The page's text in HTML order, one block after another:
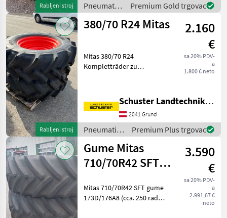
Rabljeni stroj
Pneumatici/
Gume/
Naplatci /
Premium Gold trgovac
Rabljeni stroj
380/70 R24 Mitas
2.160
€
sa 20% PDV-
a
1.800 € neto
Mitas 380/70 R24
Kompletträder zu
Lochkreisdurchmesser:
275mm
Narbendurchmesser:
220mm Fixfelgen Preis für 2
Stk. Tip stroja: T
Schuster Landtechnik Grund
2041 Grund
Pneumatici/
Gume/
Naplatci /
Mitas
Premium Plus trgovac
Gume Mitas
710/70R42 SFT
173D/176A8
3.590
€
sa 20% PDV-
a
2.991,67 €
neto
Mitas 710/70R42 SFT gume
173D/176A8 (cca. 250 radnih